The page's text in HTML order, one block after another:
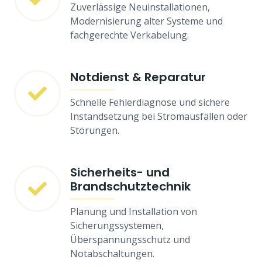
Zuverlässige Neuinstallationen,
Modernisierung alter Systeme und
fachgerechte Verkabelung.
Notdienst & Reparatur
Schnelle Fehlerdiagnose und sichere
Instandsetzung bei Stromausfällen oder
Störungen.
Sicherheits- und
Brandschutztechnik
Planung und Installation von
Sicherungssystemen,
Überspannungsschutz und
Notabschaltungen.